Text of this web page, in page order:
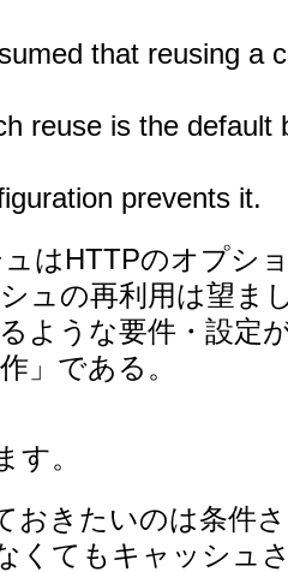
that reusing a
reuse is the default
prevents it.
はHTTPのオプシ
ュの再利用は望ま
ような要件・設定
」である。
す。
おきたいのは条件
くてもキャッシュ